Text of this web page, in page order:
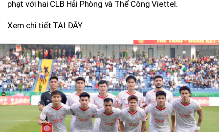
phạt với hai CLB Hải Phòng và Thể Công Viettel.
Xem chi tiết TẠI ĐÂY